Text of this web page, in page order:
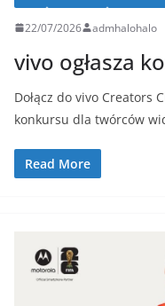
22/07/2026 admhalohalo
vivo ogłasza
Dołącz do vivo
konkursu dla twórców
Read More